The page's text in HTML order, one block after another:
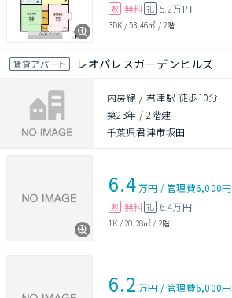
敷 無料 礼 5.2万円
3DK /53.46㎡ / 2階
賃貸アパート レオパレスガーデンヒルズ
内房線 / 君津駅 徒歩10分
築23年 /2階建
千葉県君津市坂田
6.4万円 /管理費6,000円
敷 無料 礼 6.4万円
1K / 20.28㎡ / 2階
6.2 万円 /管理費6,000円